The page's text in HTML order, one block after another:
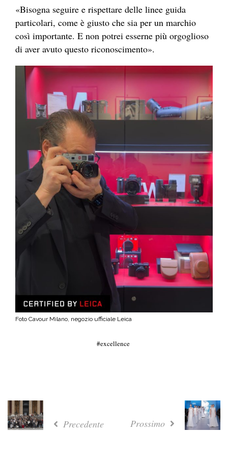
«Bisogna seguire e rispettare delle linee guida
particolari, come è giusto che sia per un marchio
così importante. E non potrei esserne più orgoglioso
di aver avuto questo riconoscimento».
Foto Cavour Milano, negozio ufficiale Leica
excellence
Precedente Prossimo